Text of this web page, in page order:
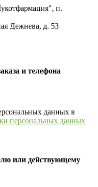
п.
Дежнева, д. 53
и телефона
данных в
персональных данных
или действующему